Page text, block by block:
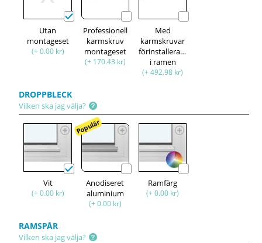
Utan
montageset
(+ 0.00 kr)
Professionell
karmskruv
montageset
(+ 170.43 kr)
Med
karmskruvar
förinstallerade
i ramen
(+ 492.98 kr)
DROPPBLECK
Vilken ska jag välja?
Vit
(+ 0.00 kr)
Populär
Anodiseret
aluminium
(+ 0.00 kr)
Ramfärg
(+ 0.00 kr)
RAMSPÅR
Vilken ska jag välja?